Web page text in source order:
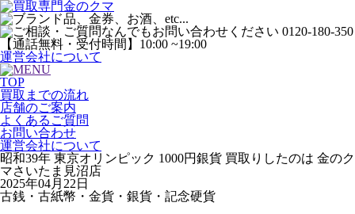
運営会社について
TOP
買取までの流れ
店舗のご案内
よくあるご質問
お問い合わせ
運営会社について
昭和39年 東京オリンピック 1000円銀貨 買取りしたのは 金のク
マさいたま見沼店
2025年04月22日
古銭・古紙幣・金貨・銀貨・記念硬貨